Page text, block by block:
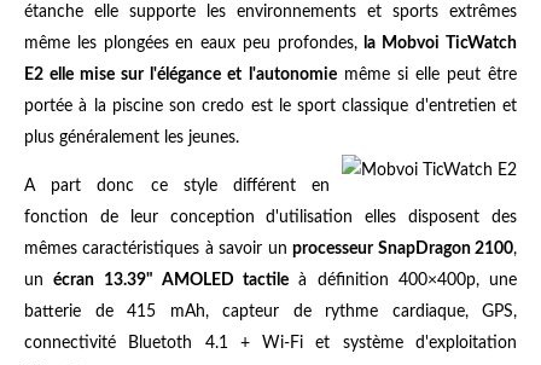
étanche elle supporte les environnements et sports extrêmes
même les plongées en eaux peu profondes, la Mobvoi TicWatch
E2 elle mise sur l'élégance et l'autonomiemême si elle peut être
portée à la piscine son credo est le sport classique d'entretien et
plus généralement les jeunes.
A part donc ce style différent en
fonction de leur conception d'utilisation elles disposent des
mêmes caractéristiques à savoir unprocesseur SnapDragon 2100,
unécran 13.39" AMOLED tactile à définition 400×400p, une
batterie de 415 mAh, capteur de rythme cardiaque, GPS,
connectivité Bluetoth 4.1 + Wi-Fi et système d'exploitation